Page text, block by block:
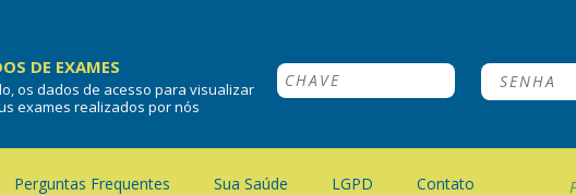
DE EXAMES
os dados de acesso para visualizar
exames realizados por nós
Perguntas Frequentes Sua Saúde LGPD Contato